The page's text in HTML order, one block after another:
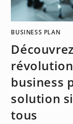
BUSINESS PLAN
business
solution
tous